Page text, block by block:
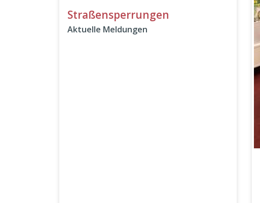
Straßensperrungen
Aktuelle Meldungen